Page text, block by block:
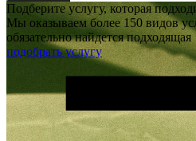
Подберите услугу, которая
Мы оказываем более 150 видов
обязательно найдется подходящая
подобрать услугу